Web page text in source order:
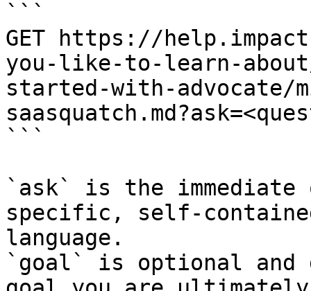
```
GET https://
you-like-to-learn-
started-with-advocate/
```
`ask` is the
specific, self-
language.
`goal` is optional and